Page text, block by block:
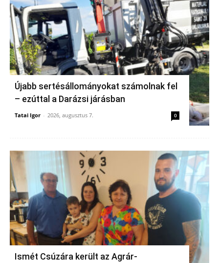
Újabb sertésállományokat számolnak fel
– ezúttal a Darázsi járásban
Tatai Igor - 2026, augusztus 7. 0
Ismét Csúzára került az Agrár-